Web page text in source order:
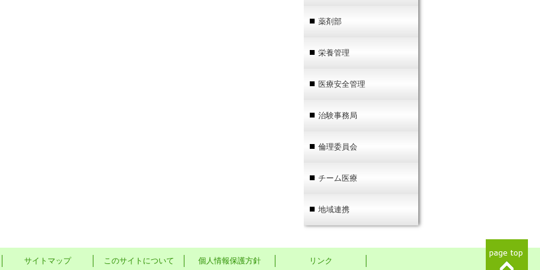
薬剤部
栄養管理
医療安全管理
治験事務局
倫理委員会
チーム医療
地域連携
サイトマップ このサイトについて 個人情報保護方針 リンク